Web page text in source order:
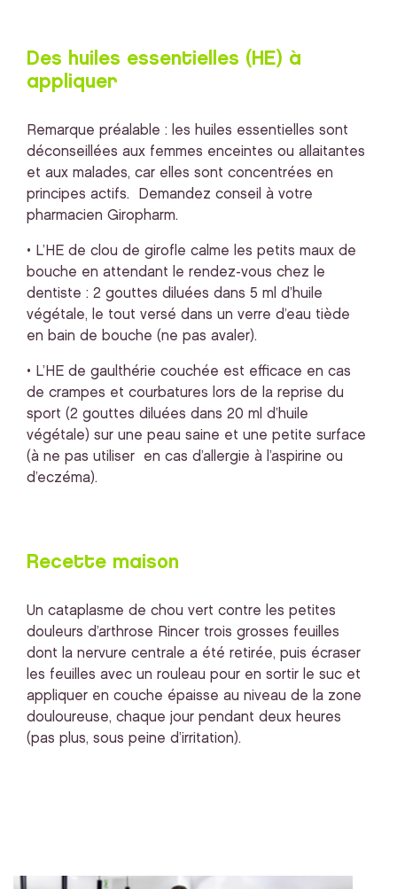
Des huiles essentielles (HE) à
appliquer
Remarque préalable : les huiles essentielles sont
déconseillées aux femmes enceintes ou allaitantes
et aux malades, car elles sont concentrées en
principes actifs. Demandez conseil à votre
pharmacien Giropharm.
• L’HE de clou de girofle calme les petits maux de
bouche en attendant le rendez-vous chez le
dentiste : 2 gouttes diluées dans 5 ml d’huile
végétale, le tout versé dans un verre d’eau tiède
en bain de bouche (ne pas avaler).
• L’HE de gaulthérie couchée est efficace en cas
de crampes et courbatures lors de la reprise du
sport (2 gouttes diluées dans 20 ml d’huile
végétale) sur une peau saine et une petite surface
(à ne pas utiliser en cas d’allergie à l’aspirine ou
d’eczéma).
Recette maison
Un cataplasme de chou vert contre les petites
douleurs d’arthrose Rincer trois grosses feuilles
dont la nervure centrale a été retirée, puis écraser
les feuilles avec un rouleau pour en sortir le suc et
appliquer en couche épaisse au niveau de la zone
douloureuse, chaque jour pendant deux heures
(pas plus, sous peine d’irritation).